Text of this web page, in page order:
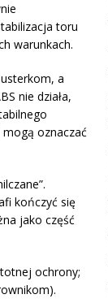
toru
warunkach.
a
nie działa,
mogą oznaczać
kończyć się
jako część
ochrony;